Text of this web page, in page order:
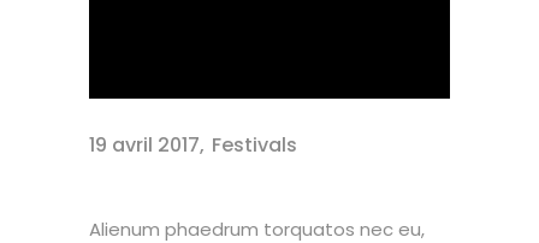
19 avril 2017 Festivals
Alienum phaedrum torquatos nec eu,